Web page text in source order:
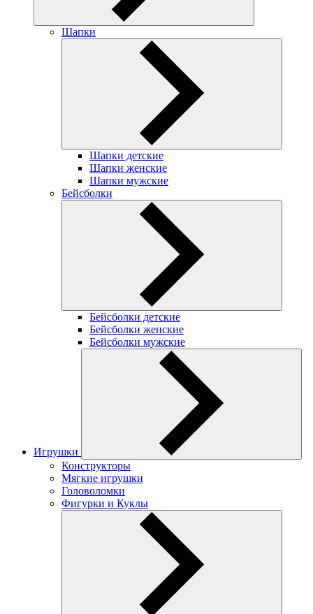
Шапки
Шапки детские
Шапки женские
Шапки мужские
Бейсболки
Бейсболки детские
Бейсболки женские
Бейсболки мужские
Игрушки
Конструкторы
Мягкие игрушки
Головоломки
Фигурки и Куклы